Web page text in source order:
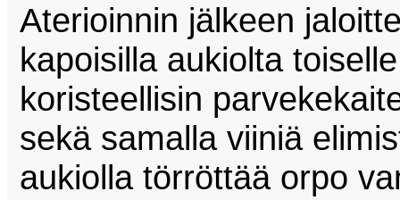
Aterioinnin jälkeen
kapoisilla aukiolta
koristeellisin
sekä samalla viiniä
aukiolla törröttää orpo